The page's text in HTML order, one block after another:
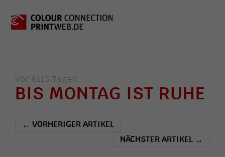
Vor 6113 Tagen
BIS MONTAG IST RUHE
← VORHERIGER ARTIKEL
NÄCHSTER ARTIKEL →